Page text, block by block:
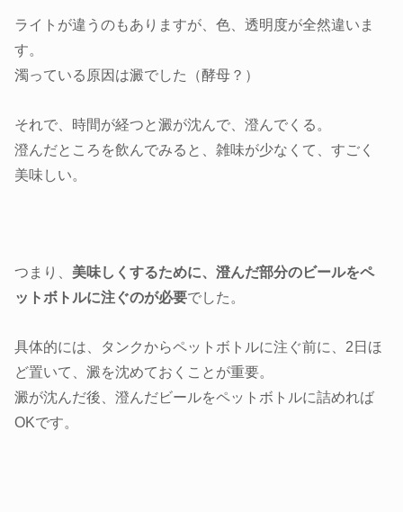
ライトが違うのもありますが、色、透明度が全然違いま
す。
濁っている原因は澱でした（酵母？）
それで、時間が経つと澱が沈んで、澄んでくる。
澄んだところを飲んでみると、雑味が少なくて、すごく
美味しい。
つまり、 美味しくするために、澄んだ部分のビールをペ
ットボトルに注ぐのが必要でした。
具体的には、タンクからペットボトルに注ぐ前に、2日ほ
ど置いて、澱を沈めておくことが重要。
澱が沈んだ後、澄んだビールをペットボトルに詰めれば
OKです。